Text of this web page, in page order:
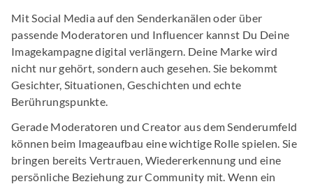
Mit Social Media auf den Senderkanälen oder über
passende Moderatoren und Influencer kannst Du Deine
Imagekampagne digital verlängern. Deine Marke wird
nicht nur gehört, sondern auch gesehen. Sie bekommt
Gesichter, Situationen, Geschichten und echte
Berührungspunkte.
Gerade Moderatoren und Creator aus dem Senderumfeld
können beim Imageaufbau eine wichtige Rolle spielen. Sie
bringen bereits Vertrauen, Wiedererkennung und eine
persönliche Beziehung zur Community mit. Wenn ein